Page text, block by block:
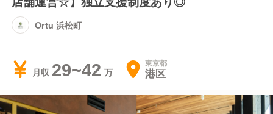
Ortu 浜松町
月収 29~42 東京都
港区